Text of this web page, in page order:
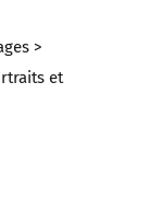
>
et